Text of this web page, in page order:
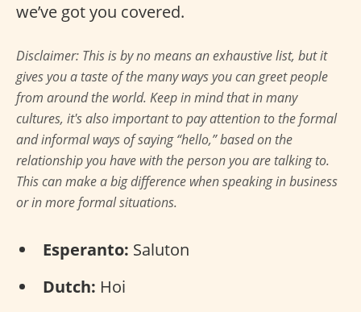
we’ve got you covered.
Disclaimer: This is by no means an exhaustive list, but it
gives you a taste of the many ways you can greet people
from around the world. Keep in mind that in many
cultures, it's also important to pay attention to the formal
and informal ways of saying “hello,” based on the
relationship you have with the person you are talking to.
This can make a big difference when speaking in business
or in more formal situations.
Esperanto: Saluton
Dutch: Hoi